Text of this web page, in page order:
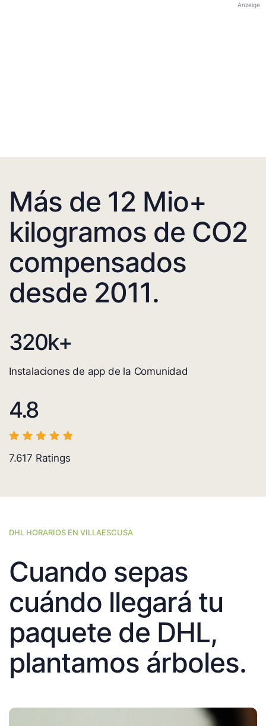
Anzeige
Más de 12 Mio+
kilogramos de CO2
compensados
desde 2011.
320k+
Instalaciones de app de la Comunidad
4.8
7.617 Ratings
DHL HORARIOS EN VILLAESCUSA
Cuando sepas
cuándo llegará tu
paquete de DHL,
plantamos árboles.